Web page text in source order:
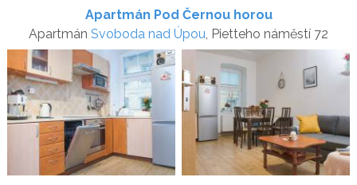
Apartmán Pod Černou horou
Apartmán Svoboda nad Úpou, Pietteho náměstí 72